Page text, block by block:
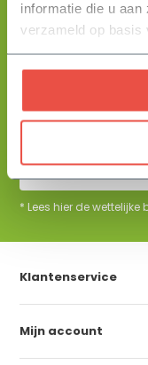
informatie die u
verzameld op basis
Help mij kiezen
De beste
* Lees hier de wettelijke
Klantenservice
Mijn account